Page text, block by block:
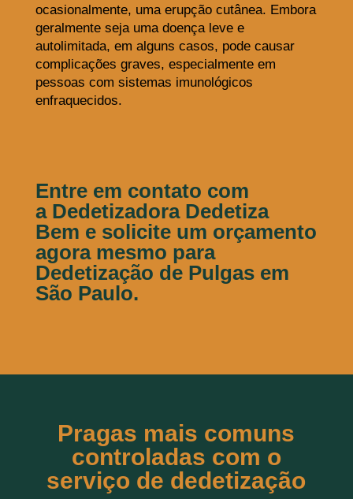
ocasionalmente, uma erupção cutânea. Embora
geralmente seja uma doença leve e
autolimitada, em alguns casos, pode causar
complicações graves, especialmente em
pessoas com sistemas imunológicos
enfraquecidos.
Entre em contato com
a Dedetizadora Dedetiza
Bem e solicite um orçamento
agora mesmo para
Dedetização de Pulgas em
São Paulo.
Pragas mais comuns
controladas com o
serviço de dedetização